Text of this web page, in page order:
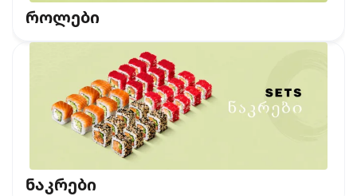
როლები
ნაკრები